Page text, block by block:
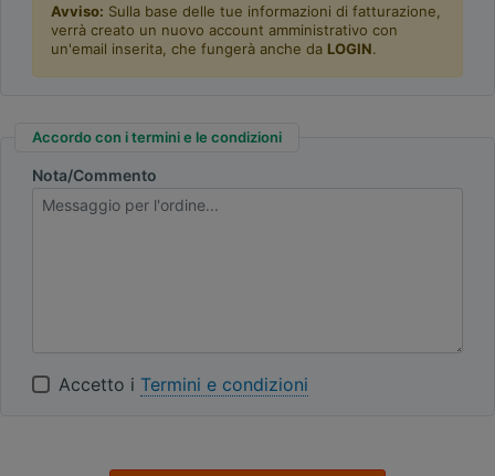
Avviso: Sulla base delle tue informazioni di fatturazione,
verrà creato un nuovo account amministrativo con
un'email inserita, che fungerà anche da LOGIN.
Accordo con i termini e le condizioni
Nota/Commento
Accetto i Termini e condizioni